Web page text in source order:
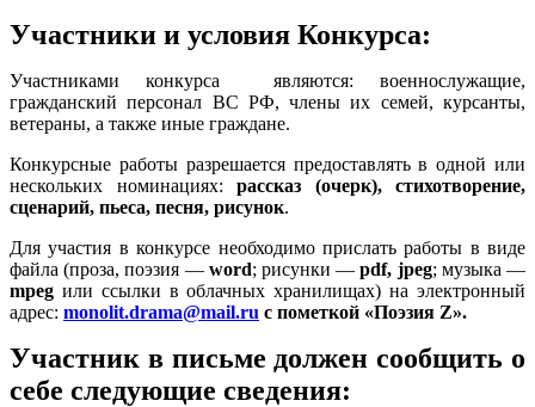
Участники и условия Конкурса:
Участниками конкурса являются: военнослужащие,
гражданский персонал ВС РФ, члены их семей, курсанты,
ветераны, а также иные граждане.
Конкурсные работы разрешается предоставлять в одной или
нескольких номинациях: рассказ (очерк), стихотворение,
сценарий, пьеса, песня, рисунок.
Для участия в конкурсе необходимо прислать работы в виде
файла (проза, поэзия — word; рисунки —pdf, jpeg; музыка —
mpeg или ссылки в облачных хранилищах) на электронный
адрес: monolit.drama@mail.ru с пометкой «Поэзия Z».
Участник в письме должен сообщить о
себе следующие сведения: